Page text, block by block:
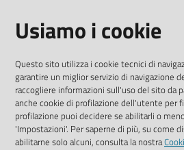
Tel.0522 7961
LinkedinFacebookInstagram
Usiamo i cookie
Questo sito utilizza i cookie tecnici di
garantire un miglior servizio di navigazione
raccogliere informazioni sull'uso del sito da
anche cookie di profilazione dell'utente per
profilazione puoi decidere se abilitarli o
'Impostazioni'. Per saperne di più, su come
abilitarne solo alcuni, consulta la nostra